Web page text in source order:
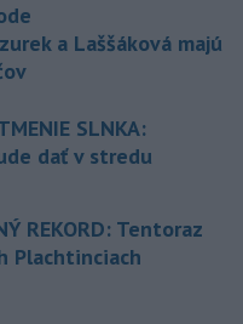
a Laššáková majú
SLNKA:
dať v stredu
REKORD: Tentoraz
Plachtinciach